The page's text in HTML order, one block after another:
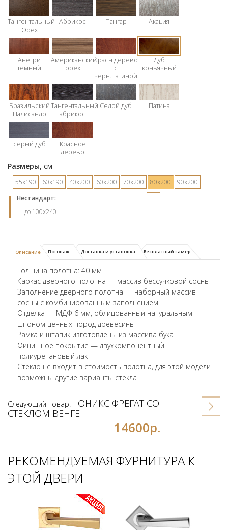
Тангентальный
Орех
Абрикос Пангар Акация
Анегри
темный
Американский
орех
Красн.дерево
с
черн.патиной
Дуб
коньячный
Бразильский
Палисандр
Тангентальный
абрикос
Седой дуб Патина
серый дуб
Красное
дерево
Размеры, см
55х190 60х190 40х200 60х200 70х200 80х200
90х200
Hестандарт:
до 100x240
Описание Погонаж Доставка и установка Бесплатный замер
Толщина полотна: 40 мм
Каркас дверного полотна — массив бессучковой сосны
Заполнение дверного полотна — наборный массив
сосны с комбинированным заполнением
Отделка — МДФ 6 мм, облицованный натуральным
шпоном ценных пород древесины
Рамка и штапик изготовлены из массива бука
Финишное покрытие — двухкомпонентный
полиуретановый лак
Стекло не входит в стоимость полотна, для этой модели
возможны другие варианты стекла
Следующий товар:
ОНИКС ФРЕГАТ СО
СТЕКЛОМ ВЕНГЕ
14600р.
РЕКОМЕНДУЕМАЯ ФУРНИТУРА К
ЭТОЙ ДВЕРИ